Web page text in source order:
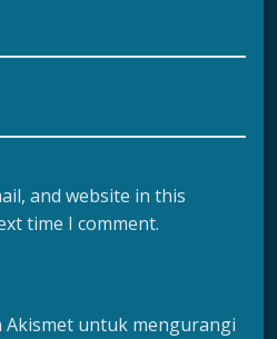
and website in this
time I comment.
untuk mengurangi